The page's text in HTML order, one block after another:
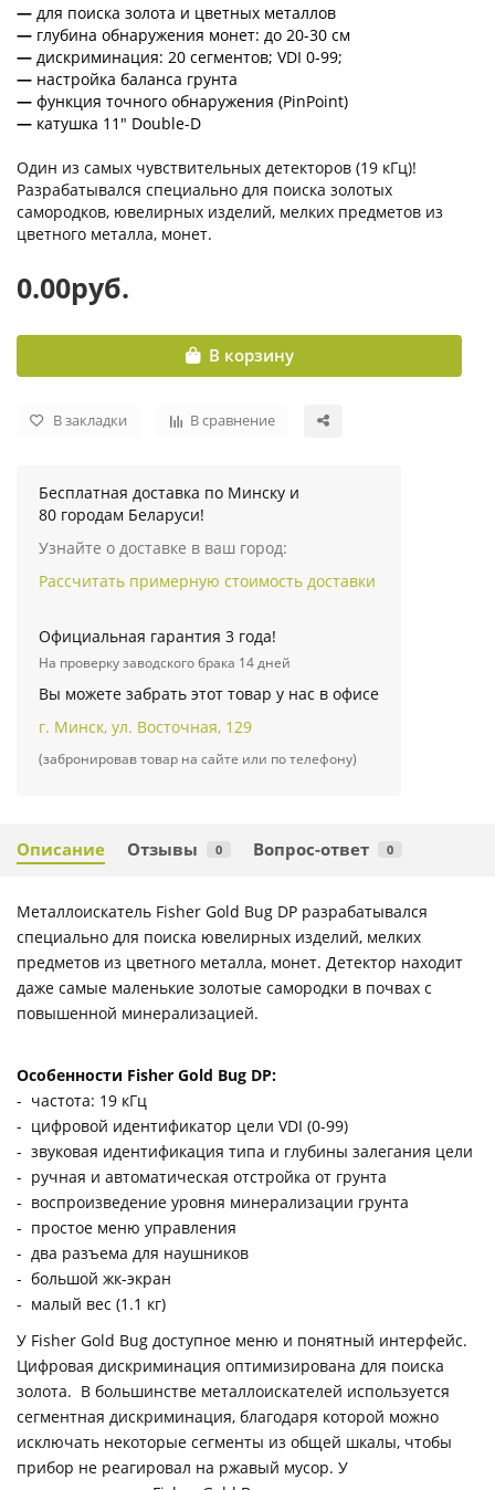
— для поиска золота и цветных металлов
— глубина обнаружения монет: до 20-30 см
— дискриминация: 20 сегментов; VDI 0-99;
— настройка баланса грунта
— функция точного обнаружения (PinPoint)
— катушка 11" Double-D
Один из самых чувствительных детекторов (19 кГц)!
Разрабатывался специально для поиска золотых
самородков, ювелирных изделий, мелких предметов из
цветного металла, монет.
0.00руб.
В корзину
В закладки В сравнение
Бесплатная доставка по Минску и
80 городам Беларуси!
Узнайте о доставке в ваш город:
Рассчитать примерную стоимость доставки
Официальная гарантия 3 года!
На проверку заводского брака 14 дней
Вы можете забрать этот товар у нас в офисе
г. Минск, ул. Восточная, 129
(забронировав товар на сайте или по телефону)
Описание Отзывы 0 Вопрос-ответ 0
Металлоискатель Fisher Gold Bug DP разрабатывался
специально для поиска ювелирных изделий, мелких
предметов из цветного металла, монет. Детектор находит
даже самые маленькие золотые самородки в почвах с
повышенной минерализацией.
Особенности Fisher Gold Bug DP:
- частота: 19 кГц
- цифровой идентификатор цели VDI (0-99)
- звуковая идентификация типа и глубины залегания цели
- ручная и автоматическая отстройка от грунта
- воспроизведение уровня минерализации грунта
- простое меню управления
- два разъема для наушников
- большой жк-экран
- малый вес (1.1 кг)
У Fisher Gold Bug доступное меню и понятный интерфейс.
Цифровая дискриминация оптимизирована для поиска
золота. В большинстве металлоискателей используется
сегментная дискриминация, благодаря которой можно
исключать некоторые сегменты из общей шкалы, чтобы
прибор не реагировал на ржавый мусор. У